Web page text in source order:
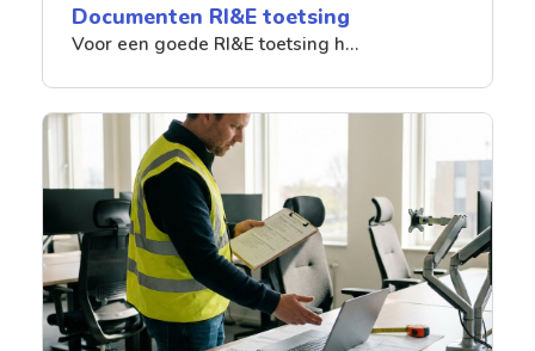
Documenten RI&E toetsing
Voor een goede RI&E toetsing h…